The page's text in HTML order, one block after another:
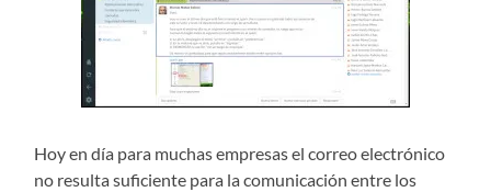
Hoy en día para muchas empresas el correo electrónico
no resulta suficiente para la comunicación entre los